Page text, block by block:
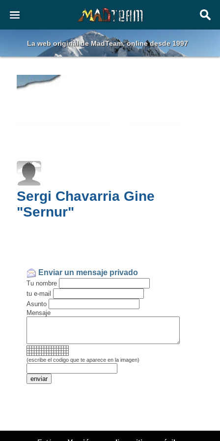
La web original de MadTeam, online desde 1997
Sergi Chavarria Gine
"Sernur"
Enviar un mensaje privado
Tu nombre
tu e-mail
Asunto
Mensaje
(escribe el codigo que te aparece en la imagen)